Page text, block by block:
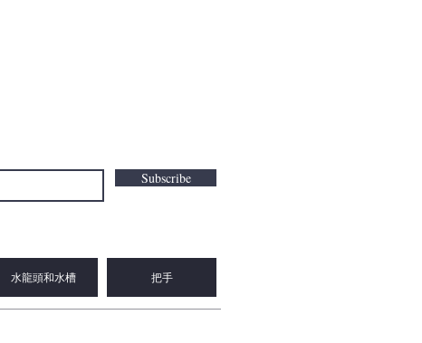
Subscribe
水龍頭和水槽 把手